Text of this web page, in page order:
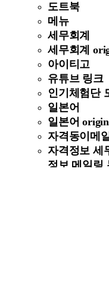
도트북
메뉴
세무회계
세무회계
아이티고
유튜브 링크
인기체험단
일본어
일본어 origin
자격동이메
자격정보 세
정보 메일링